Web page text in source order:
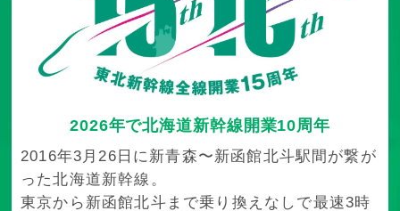
2026年で北海道新幹線開業10周年
2016年3月26日に新青森〜新函館北斗駅間が繋が
った北海道新幹線。
東京から新函館北斗まで乗り換えなしで最速3時